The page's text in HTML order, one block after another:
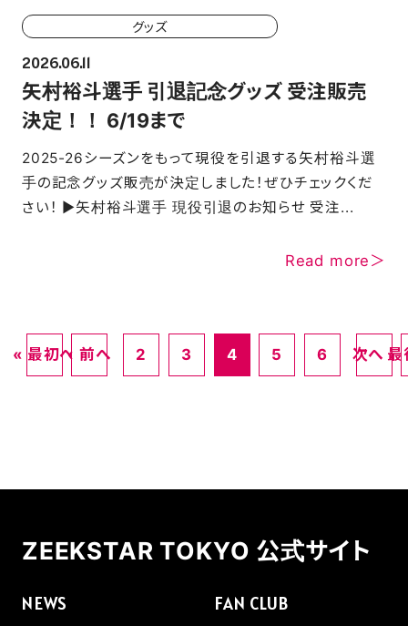
グッズ
2026.06.11
矢村裕斗選手 引退記念グッズ 受注販売
決定！！ 6/19まで
2025-26シーズンをもって現役を引退する矢村裕斗選
手の記念グッズ販売が決定しました！ぜひチェックくだ
さい！ ▶矢村裕斗選手 現役引退のお知らせ 受注...
Read more＞
« 最初へ‹ 前へ 2 3 4 5 6 次へ ›最
ZEEKSTAR TOKYO 公式サイト
NEWS
FAN CLUB